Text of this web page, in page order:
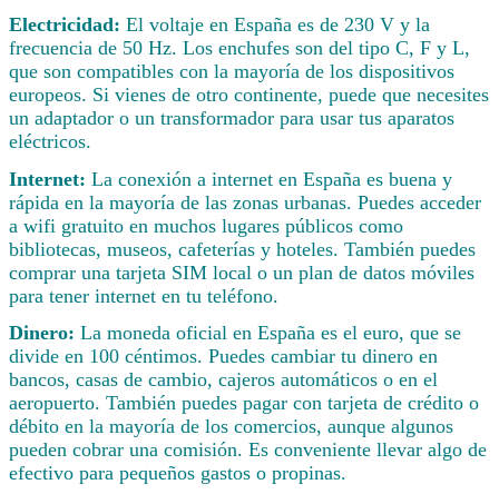
Electricidad: El voltaje en España es de 230 V y la
frecuencia de 50 Hz. Los enchufes son del tipo C, F y L,
que son compatibles con la mayoría de los dispositivos
europeos. Si vienes de otro continente, puede que necesites
un adaptador o un transformador para usar tus aparatos
eléctricos.
Internet: La conexión a internet en España es buena y
rápida en la mayoría de las zonas urbanas. Puedes acceder
a wifi gratuito en muchos lugares públicos como
bibliotecas, museos, cafeterías y hoteles. También puedes
comprar una tarjeta SIM local o un plan de datos móviles
para tener internet en tu teléfono.
Dinero: La moneda oficial en España es el euro, que se
divide en 100 céntimos. Puedes cambiar tu dinero en
bancos, casas de cambio, cajeros automáticos o en el
aeropuerto. También puedes pagar con tarjeta de crédito o
débito en la mayoría de los comercios, aunque algunos
pueden cobrar una comisión. Es conveniente llevar algo de
efectivo para pequeños gastos o propinas.